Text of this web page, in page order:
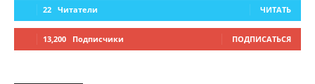
22 Читатели ЧИТАТЬ
13,200 Подписчики ПОДПИСАТЬСЯ